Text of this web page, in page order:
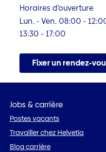
Horaires d’ouverture
Lun. - Ven. 08:00 -
13:30 - 17:00
Fixer un rendez-
Jobs & carrière
Postes vacants
Travailler chez Helvetia
Blog carrière